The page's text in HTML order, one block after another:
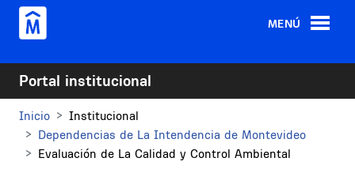
Pasar al contenido principal
MENÚ
Portal institucional
Inicio
Institucional
Dependencias de La Intendencia de Montevideo
Evaluación de La Calidad y Control Ambiental